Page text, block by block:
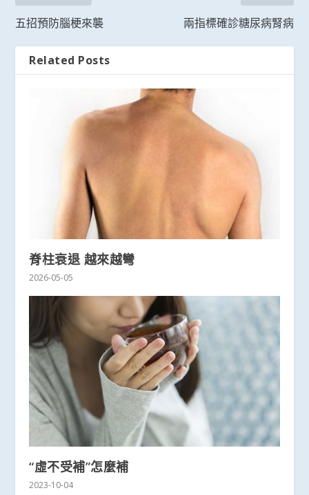
五招預防腦梗來襲 兩指標確診糖尿病腎病
Related Posts
脊柱衰退 越來越彎
2026-05-05
“虛不受補”怎麼補
2023-10-04